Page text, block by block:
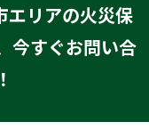
エリアの火災保
今すぐお問い合